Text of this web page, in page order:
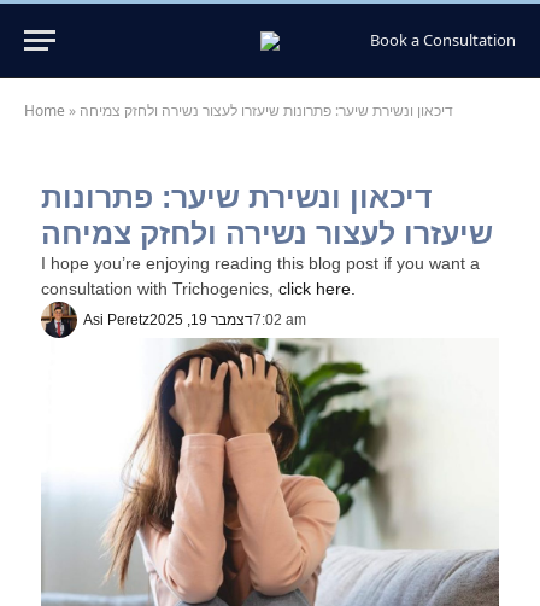
Book a Consultation
Home » דיכאון ונשירת שיער: פתרונות שיעזרו לעצור נשירה ולחזק צמיחה
דיכאון ונשירת שיער: פתרונות
שיעזרו לעצור נשירה ולחזק צמיחה
I hope you’re enjoying reading this blog post if you want a
consultation with Trichogenics, click here.
Asi Peretz דצמבר 19, 20257:02 am